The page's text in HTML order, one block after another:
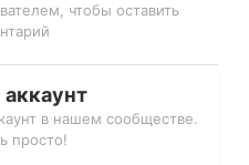
чтобы оставить
в нашем сообществе.
просто!